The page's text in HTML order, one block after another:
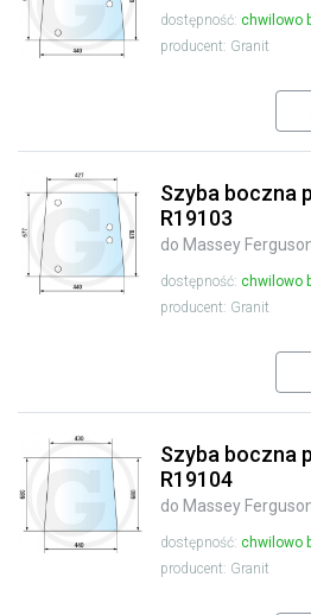
dostępność: chwilowo
producent: Granit
Szyba boczna
R19103
do Massey
dostępność: chwilowo
producent: Granit
Szyba boczna
R19104
do Massey
dostępność: chwilowo
producent: Granit